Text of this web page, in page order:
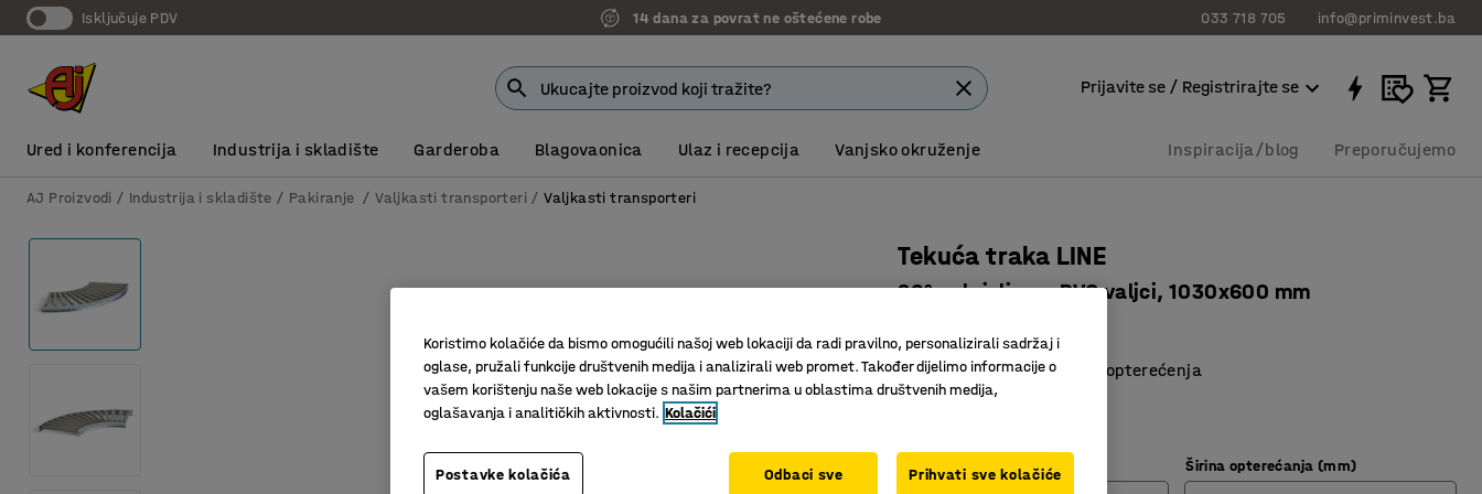
Isključuje PDV 14 dana za povrat ne oštećene robe 033 718 705 info@priminvest.ba
Prijavite se / Registrirajte se
Ured i konferencija Industrija i skladište Garderoba Blagovaonica Ulaz i recepcija Vanjsko okruženje Inspiracija/blog Preporučujemo
AJ Proizvodi Industrija i skladište Pakiranje Valjkasti transporteri Valjkasti transporteri
Tekuća traka LINE
90° zakrivljena, PVC valjci, 1030x600 mm
Za lakša/srednje-teška opterećenja
Izdržljivi PVC valjci
Dužina (mm) Širina opterećanja (mm)
Koristimo kolačiće da bismo omogućili našoj web lokaciji da radi pravilno, personalizirali sadržaj i
oglase, pružali funkcije društvenih medija i analizirali web promet. Također dijelimo informacije o
vašem korištenju naše web lokacije s našim partnerima u oblastima društvenih medija,
oglašavanja i analitičkih aktivnosti. Kolačići
Postavke kolačića Odbaci sve Prihvati sve kolačiće